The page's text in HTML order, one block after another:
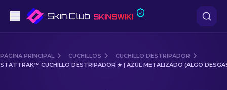
Gama media
PÁGINA PRINCIPAL CUCHILLOS
CUCHILLO DESTRIPADOR
STATTRAK™ CUCHILLO DESTRIPADOR ★ | AZUL METALIZADO (ALGO